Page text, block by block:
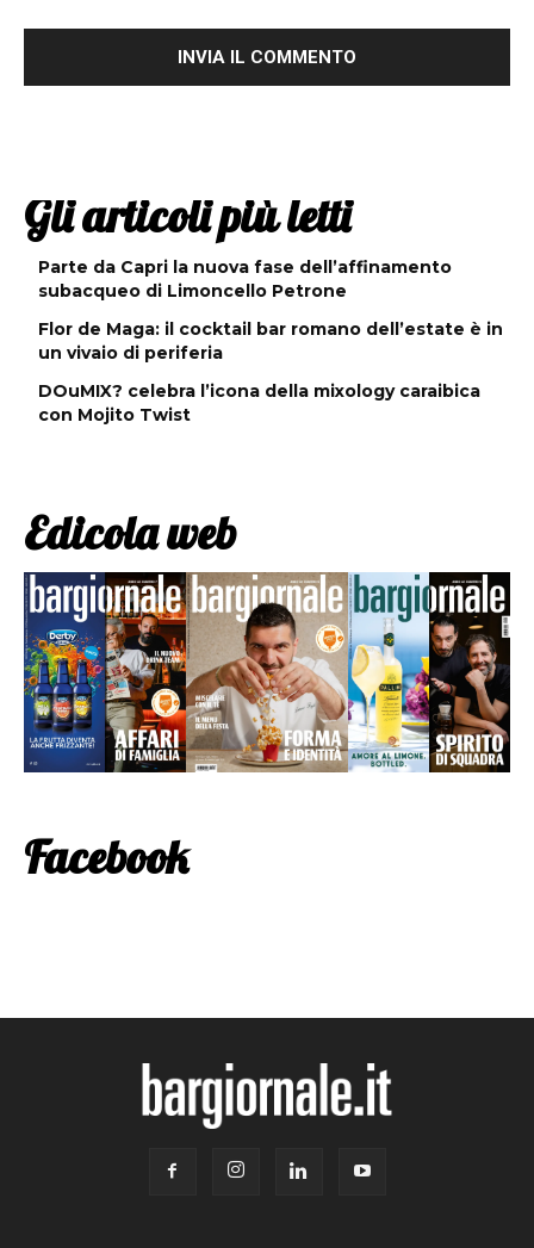
Gli articoli più letti
Parte da Capri la nuova fase dell’affinamento
subacqueo di Limoncello Petrone
Flor de Maga: il cocktail bar romano dell’estate è in
un vivaio di periferia
DOuMIX? celebra l’icona della mixology caraibica
con Mojito Twist
Edicola web
Facebook